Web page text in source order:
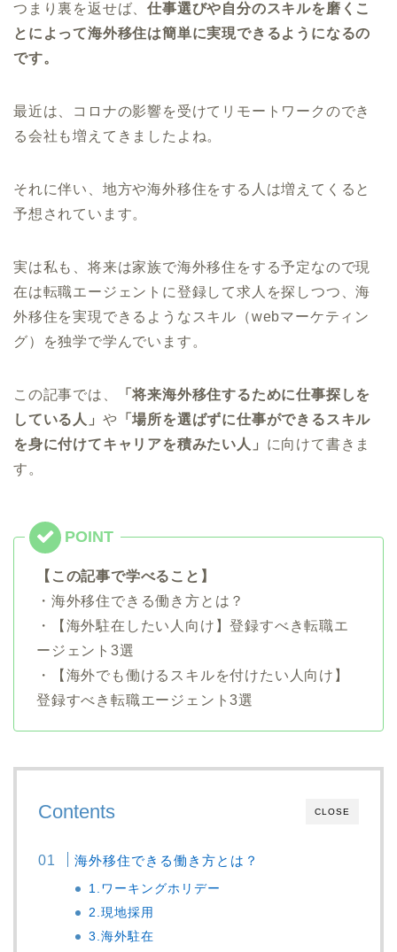
つまり裏を返せば、仕事選びや自分のスキルを磨くこ
とによって海外移住は簡単に実現できるようになるの
です。
最近は、コロナの影響を受けてリモートワークのでき
る会社も増えてきましたよね。
それに伴い、地方や海外移住をする人は増えてくると
予想されています。
実は私も、将来は家族で海外移住をする予定なので現
在は転職エージェントに登録して求人を探しつつ、海
外移住を実現できるようなスキル（webマーケティン
グ）を独学で学んでいます。
この記事では、
「将来海外移住するために仕事探しを
している人」 や 「場所を選ばずに仕事ができるスキル
を身に付けてキャリアを積みたい人」 に向けて書きま
す。
【この記事で学べること】
・海外移住できる働き方とは？
・【海外駐在したい人向け】登録すべき転職エ
ージェント3選
・【海外でも働けるスキルを付けたい人向け】
登録すべき転職エージェント3選
CLOSE
Contents
海外移住できる働き方とは？
1.ワーキングホリデー
2.現地採用
3.海外駐在